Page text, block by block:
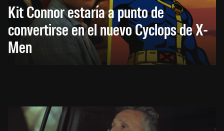
Kit Connor estaría a punto de
convertirse en el nuevo Cyclops de X-
Men